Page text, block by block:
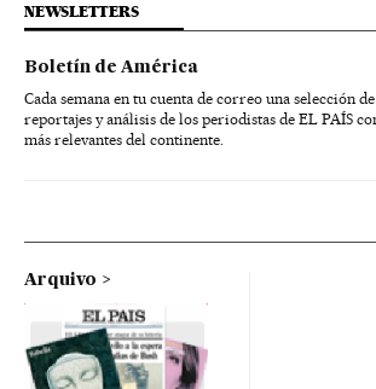
NEWSLETTERS
Boletín de América
Cada semana en tu cuenta de correo una selección
reportajes y análisis de los periodistas de EL PAÍS
más relevantes del continente.
Arquivo